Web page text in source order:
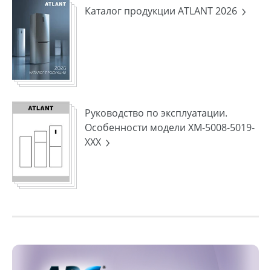
Каталог продукции ATLANT 2026
Руководство по эксплуатации.
Особенности модели ХМ-5008-5019-
XXX